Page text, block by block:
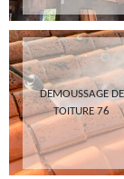
DEMOUSSAGE DE
TOITURE 76